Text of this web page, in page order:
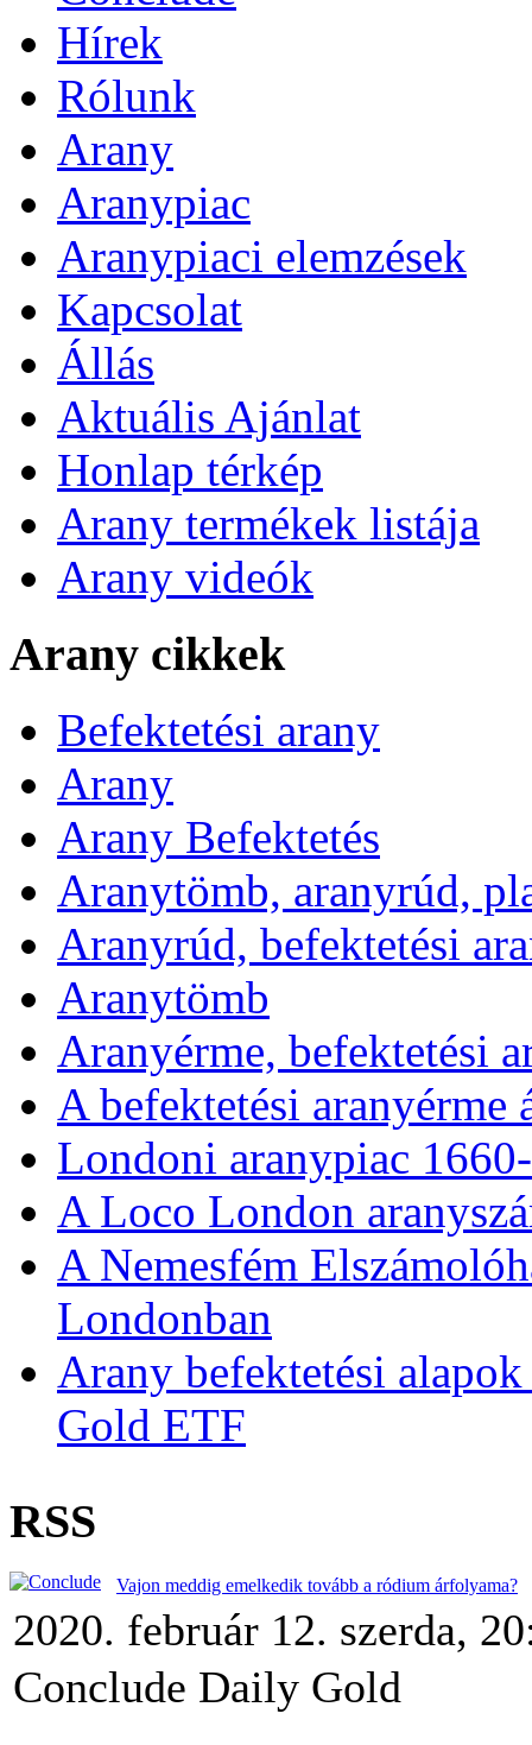
Hírek
Rólunk
Arany
Aranypiac
Aranypiaci elemzések
Kapcsolat
Állás
Aktuális Ajánlat
Honlap térkép
Arany termékek listája
Arany videók
Arany cikkek
Befektetési arany
Arany
Arany Befektetés
Aranytömb, aranyrúd,
Aranyrúd, befektetési
Aranytömb
Aranyérme, befektetési
A befektetési
Londoni aranypiac
A Loco London
A Nemesfém
Londonban
Arany befektetési
Gold ETF
RSS
Vajon meddig emelkedik tovább a ródium árfolyama?
2020. február 12. szerda,
Conclude Daily Gold